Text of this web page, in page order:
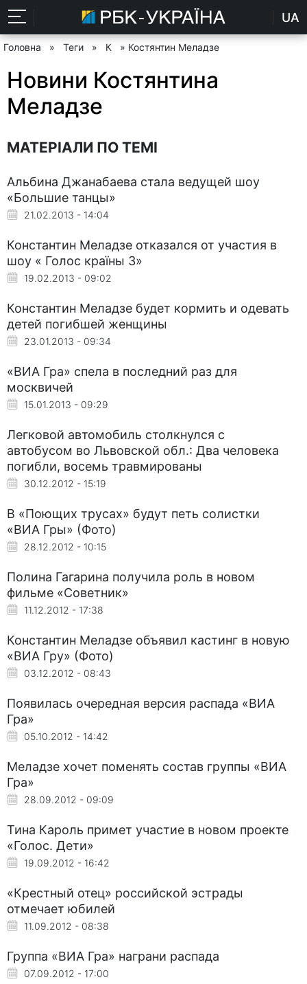
UA
Головна » Теги » К » Костянтин Меладзе
Новини Костянтина
Меладзе
МАТЕРІАЛИ ПО ТЕМІ
Альбина Джанабаева стала ведущей шоу
«Большие танцы»
21.02.2013 - 14:04
Константин Меладзе отказался от участия в
шоу « Голос країны 3»
19.02.2013 - 09:02
Константин Меладзе будет кормить и одевать
детей погибшей женщины
23.01.2013 - 09:34
«ВИА Гра» спела в последний раз для
москвичей
15.01.2013 - 09:29
Легковой автомобиль столкнулся с
автобусом во Львовской обл.: Два человека
погибли, восемь травмированы
30.12.2012 - 15:19
В «Поющих трусах» будут петь солистки
«ВИА Гры» (Фото)
28.12.2012 - 10:15
Полина Гагарина получила роль в новом
фильме «Советник»
11.12.2012 - 17:38
Константин Меладзе объявил кастинг в новую
«ВИА Гру» (Фото)
03.12.2012 - 08:43
Появилась очередная версия распада «ВИА
Гра»
05.10.2012 - 14:42
Меладзе хочет поменять состав группы «ВИА
Гра»
28.09.2012 - 09:09
Тина Кароль примет участие в новом проекте
«Голос. Дети»
19.09.2012 - 16:42
«Крестный отец» российской эстрады
отмечает юбилей
11.09.2012 - 08:38
Группа «ВИА Гра» награни распада
07.09.2012 - 17:00